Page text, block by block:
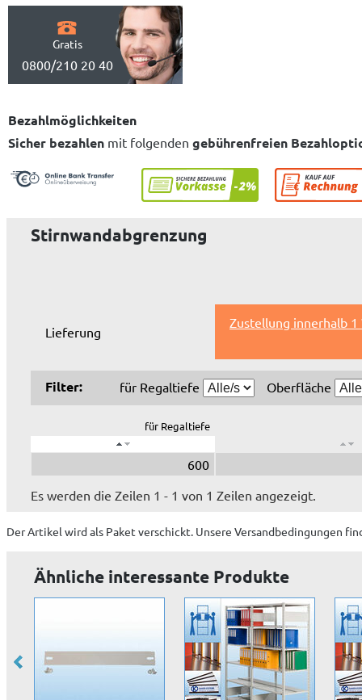
Gratis
0800/210 20 40
Bezahlmöglichkeiten
Sicher bezahlen mit folgenden gebührenfreien
Stirnwandabgrenzung
Lieferung
Zustellung innerhalb 1
Filter: für Regaltiefe Oberfläche
für Regaltiefe
600
Es werden die Zeilen 1 - 1 von 1 Zeilen angezeigt.
Der Artikel wirdals Paket verschickt. Unsere Versandbedingungen
Ähnliche interessante Produkte